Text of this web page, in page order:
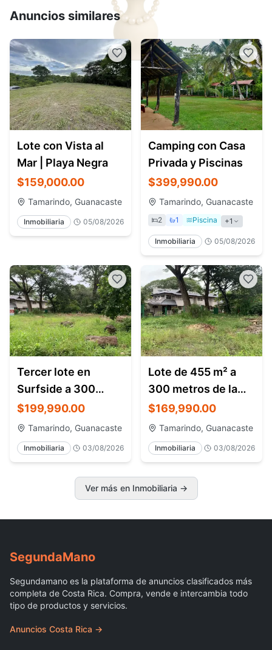
Anuncios similares
Lote con Vista al
Mar | Playa Negra
$159,000.00
Tamarindo, Guanacaste
Inmobiliaria 05/08/2026
Camping con Casa
Privada y Piscinas
$399,990.00
Tamarindo, Guanacaste
2 1 Piscina +1
Inmobiliaria 05/08/2026
Tercer lote en
Surfside a 300
metros de Playa
Potrero
$199,990.00
Tamarindo, Guanacaste
Inmobiliaria 03/08/2026
Lote de 455 m² a
300 metros de la
playa
$169,990.00
Tamarindo, Guanacaste
Inmobiliaria 03/08/2026
Ver más en Inmobiliaria →
SegundaMano
Segundamano es la plataforma de anuncios clasificados más
completa de Costa Rica. Compra, vende e intercambia todo
tipo de productos y servicios.
Anuncios Costa Rica →